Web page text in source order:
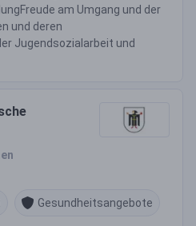
am Umgang und der
und deren
Jugendsozialarbeit und
Gesundheitsangebote